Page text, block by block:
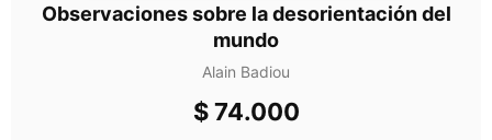
Observaciones sobre la desorientación del
mundo
Alain Badiou
$74.000